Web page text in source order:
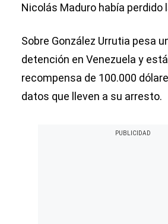
Nicolás Maduro había perdido
Sobre González Urrutia pesa
detención en Venezuela y
recompensa de 100.000
datos que lleven a su arresto.